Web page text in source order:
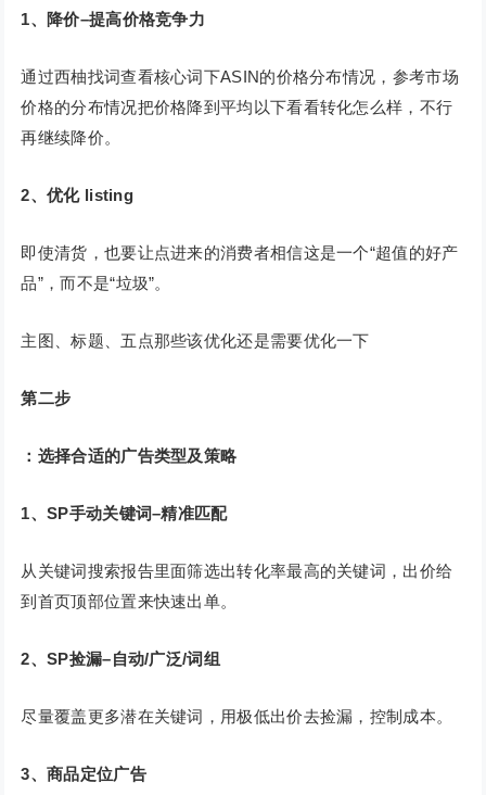
1、降价–提高价格竞争力
通过西柚找词查看核心词下ASIN的价格分布情况，参考市场
价格的分布情况把价格降到平均以下看看转化怎么样，不行
再继续降价。
2、优化 listing
即使清货，也要让点进来的消费者相信这是一个“超值的好产
品”，而不是“垃圾”。
主图、标题、五点那些该优化还是需要优化一下
第二步
：选择合适的广告类型及策略
1、SP手动关键词–精准匹配
从关键词搜索报告里面筛选出转化率最高的关键词，出价给
到首页顶部位置来快速出单。
2、SP捡漏–自动/广泛/词组
尽量覆盖更多潜在关键词，用极低出价去捡漏，控制成本。
3、商品定位广告